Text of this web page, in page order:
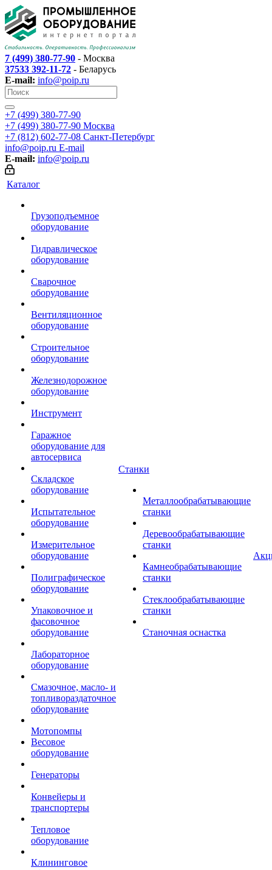
7 (499) 380-77-90 - Москва
37533 392-11-72 - Беларусь
E-mail: info@poip.ru
+7 (499) 380-77-90
+7 (499) 380-77-90 Москва
+7 (812) 602-77-08 Санкт-Петербург
info@poip.ru E-mail
E-mail: info@poip.ru
Каталог
Грузоподъемное
оборудование
Гидравлическое
оборудование
Сварочное
оборудование
Вентиляционное
оборудование
Строительное
оборудование
Железнодорожное
оборудование
Инструмент
Гаражное
оборудование для
автосервиса
Складское
оборудование
Испытательное
оборудование
Измерительное
оборудование
Полиграфическое
оборудование
Упаковочное и
фасовочное
оборудование
Лабораторное
оборудование
Смазочное, масло- и
топливораздаточное
оборудование
Мотопомпы
Весовое
оборудование
Генераторы
Конвейеры и
транспортеры
Тепловое
оборудование
Клининговое
Станки
Металлообрабатывающие
станки
Деревообрабатывающие
станки
Камнеобрабатывающие
станки
Стеклообрабатывающие
станки
Станочная оснастка